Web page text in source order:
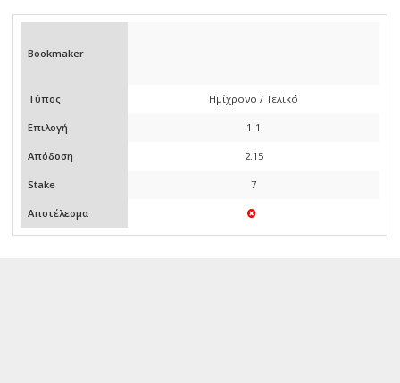
Bookmaker
Τύπος Ημίχρονο / Τελικό
Επιλογή 1-1
Απόδοση 2.15
Stake 7
Αποτέλεσμα